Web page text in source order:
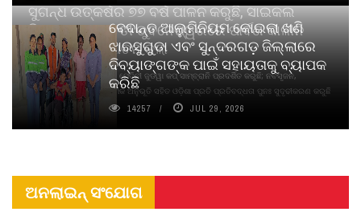
ସୁଗନ୍ଧ ଉତ୍କର୍ଷର ୭୭ ବର୍ଷ ପାଳନ କରୁଛି, ସାଇକଲ
ପିୟୋର୍‌ ଅଗରବତୀ ଭୁବନେଶ୍ୱରରେ ପାର୍ବଣ କାଳୀନ
ନବସୃଜନ ଉନ୍ମୋଚନ କଲା
ବାଉଁଶ ବିହୀନ କଠିନ ଧୂପ ଏବଂ ମେଦିନୀ ଜୁଡୱା କପ୍‌ ସାମ୍ବ୍ରାନି ପ୍ରଦର୍ଶିତ କରୁଛି; ନବସୃଜନ,
ଦୀର୍ଘସ୍ଥାୟିତା ଏବଂ ଆଧ୍ୟାତ୍ମିକ ଅନୁଭୂତି ସହିତ ଓଡ଼ିଶା ପ୍ରତି ପ୍ରତିବଦ୍ଧତା ପୁନଃ ସୁଦୃଢୀକରଣ କରୁଛି
ବେଦାନ୍ତ ଆଲୁମିନିୟମ କୋଇଲା ଖଣି
ଝାରସୁଗୁଡା ଏବଂ ସୁନ୍ଦରଗଡ଼ ଜିଲ୍ଲାରେ
ଦିବ୍ୟାଙ୍ଗଙ୍କ ପାଇଁ ସହାୟତାକୁ ବ୍ୟାପକ
କରିଛି
14257 JUL 29, 2026
ଅନଲାଇନ୍ ସଂଯୋଗ